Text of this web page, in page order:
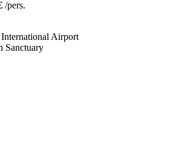
/pers.
Airport
Sanctuary